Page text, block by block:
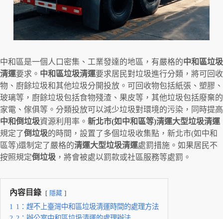
中和區是一個人口密集、工業發達的地區，有嚴格的中和區垃圾
清運要求。 中和區垃圾清運要求居民對垃圾進行分類，將可回收
物、廚餘垃圾和其他垃圾分開投放。可回收物包括紙張、塑膠、
玻璃等，廚餘垃圾包括食物殘渣、果皮等，其他垃圾包括廢棄的
家電、傢俱等。分類投放可以減少垃圾對環境的污染，同時提高
中和倒垃圾資源利用率。 新北市(如中和區等)清運大型垃圾清運
規定了倒垃圾的時間，設置了多個垃圾收集點，新北市(如中和
區等)還制定了嚴格的清運大型垃圾清運處罰措施。如果居民不
按照規定倒垃圾 ，將會被處以罰款或社區服務等處罰。
內容目錄 隱藏
1 1：趕不上臺灣中和區垃圾清運時間的處理方法